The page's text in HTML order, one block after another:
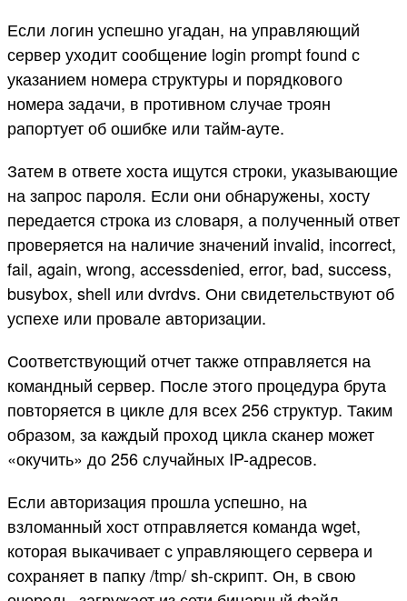
Если логин успешно угадан, на управляющий
сервер уходит сообщение login prompt found с
указанием номера структуры и порядкового
номера задачи, в противном случае троян
рапортует об ошибке или тайм-ауте.
Затем в ответе хоста ищутся строки, указывающие
на запрос пароля. Если они обнаружены, хосту
передается строка из словаря, а полученный ответ
проверяется на наличие значений invalid, incorrect,
fail, again, wrong, accessdenied, error, bad, success,
busybox, shell или dvrdvs. Они свидетельствуют об
успехе или провале авторизации.
Соответствующий отчет также отправляется на
командный сервер. После этого процедура брута
повторяется в цикле для всех 256 структур. Таким
образом, за каждый проход цикла сканер может
«окучить» до 256 случайных IP-адресов.
Если авторизация прошла успешно, на
взломанный хост отправляется команда wget,
которая выкачивает с управляющего сервера и
сохраняет в папку /tmp/ sh-скрипт. Он, в свою